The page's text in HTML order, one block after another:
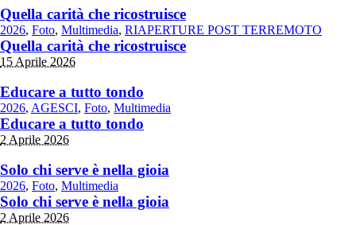
Quella carità che ricostruisce
2026, Foto, Multimedia, RIAPERTURE POST TERREMOTO
Quella carità che ricostruisce
15 Aprile 2026
Educare a tutto tondo
2026, AGESCI, Foto, Multimedia
Educare a tutto tondo
2 Aprile 2026
Solo chi serve è nella gioia
2026, Foto, Multimedia
Solo chi serve è nella gioia
2 Aprile 2026